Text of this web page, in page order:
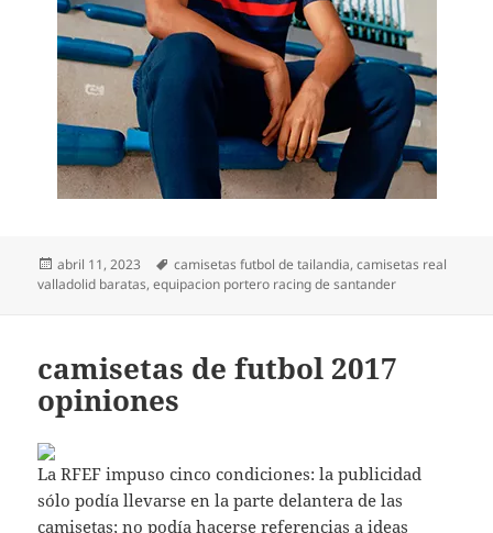
Publicado
el
abril 11, 2023 Etiquetas
camisetas futbol de tailandia,camisetas real
valladolid baratas,equipacion portero racing de santander
camisetas de futbol 2017
opiniones
La RFEF impuso cinco condiciones: la publicidad
sólo podía llevarse en la parte delantera de las
camisetas; no podía hacerse referencias a ideas